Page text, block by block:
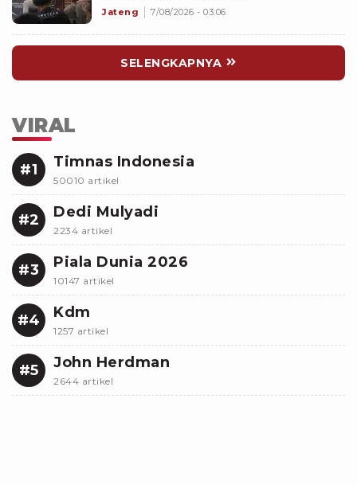
Jateng 7/08/2026 - 03:06
SELENGKAPNYA
VIRAL
#1 Timnas Indonesia
50010 artikel
#2 Dedi Mulyadi
2234 artikel
#3 Piala Dunia 2026
10147 artikel
#4 Kdm
1257 artikel
#5 John Herdman
2644 artikel